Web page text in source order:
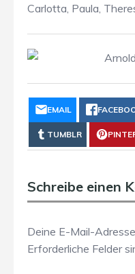
Carlotta, Paula,
Arnold
EMAIL
TUMBLR
Schreibe einen
Deine E-Mail-
Erforderliche Felder